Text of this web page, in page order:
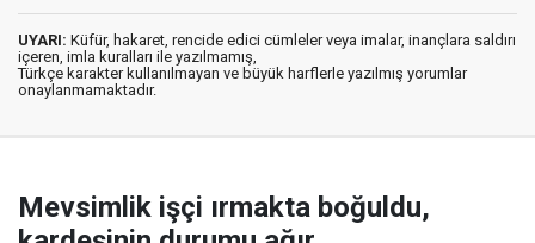
UYARI: Küfür, hakaret, rencide edici cümleler veya imalar, inançlara saldırı
içeren, imla kuralları ile yazılmamış,
Türkçe karakter kullanılmayan ve büyük harflerle yazılmış yorumlar
onaylanmamaktadır.
Mevsimlik işçi ırmakta boğuldu,